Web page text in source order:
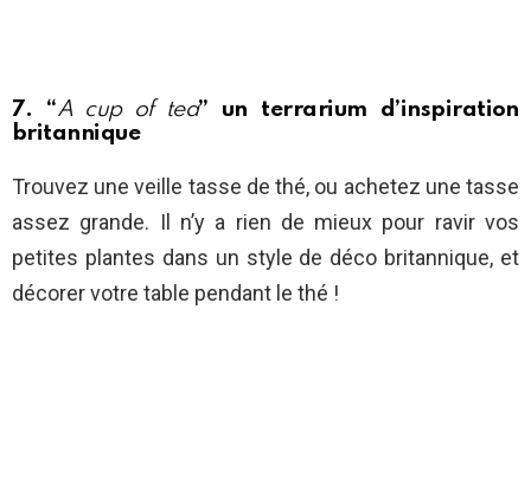
7. “A cup of tea” un terrarium d’inspiration
britannique
Trouvez une veille tasse de thé, ou achetez une tasse
assez grande. Il n’y a rien de mieux pour ravir vos
petites plantes dans un style de déco britannique, et
décorer votre table pendant le thé !